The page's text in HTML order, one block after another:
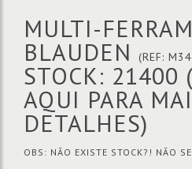
MULTI-
BLAUDEN (REF:
STOCK: 21400
AQUI PARA
DETALHES)
OBS: NÃO EXISTE STOCK?! NÃO